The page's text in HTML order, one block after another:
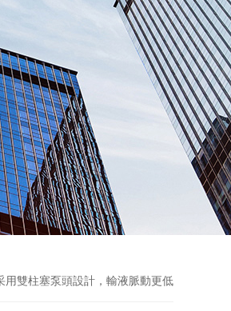
用雙柱塞泵頭設計，輸液脈動更低